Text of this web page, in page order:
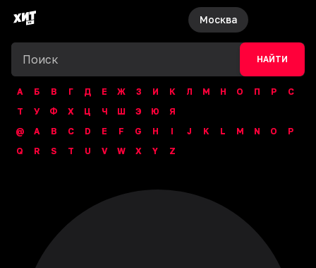
Москва
НАЙТИ
А Б В Г Д Е Ж З И К Л М Н О П Р
С
Т
У Ф Х Ц Ч Ш Э Ю
Я
@
A B C D E F G H I J K L M N O
P
Q
R S T U V W X Y Z